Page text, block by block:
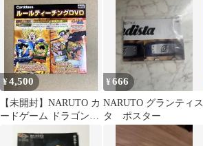
¥4,500
【未開封】NARUTO カ
ードゲーム ドラゴンボ
非売品
¥666
NARUTO グランティス
タ ポスター